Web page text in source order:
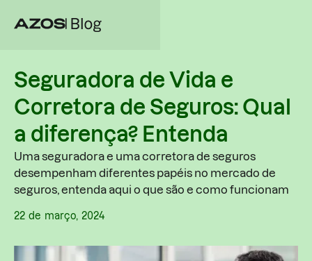
Seguradora de Vida e
Corretora de Seguros: Qual
a diferença? Entenda
Uma seguradora e uma corretora de seguros
desempenham diferentes papéis no mercado de
seguros, entenda aqui o que são e como funcionam
22 de março, 2024